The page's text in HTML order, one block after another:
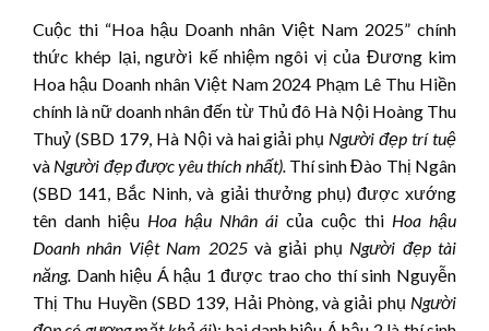
Cuộc thi “Hoa hậu Doanh nhân Việt Nam 2025” chính
thức khép lại, người kế nhiệm ngôi vị của Đương kim
Hoa hậu Doanh nhân Việt Nam 2024 Phạm Lê Thu Hiền
chính là nữ doanh nhân đến từ Thủ đô Hà Nội Hoàng Thu
Thuỷ (SBD 179, Hà Nội và hai giải phụ Người đẹp trí tuệ
và Người đẹp được yêu thích nhất). Thí sinh Đào Thị Ngân
(SBD 141, Bắc Ninh, và giải thưởng phụ) được xướng
tên danh hiệu Hoa hậu Nhân ái của cuộc thi Hoa hậu
Doanh nhân Việt Nam 2025và giải phụ Người đẹp tài
năng. Danh hiệu Á hậu 1 được trao cho thí sinh Nguyễn
Thị Thu Huyền (SBD 139, Hải Phòng, và giải phụ Người